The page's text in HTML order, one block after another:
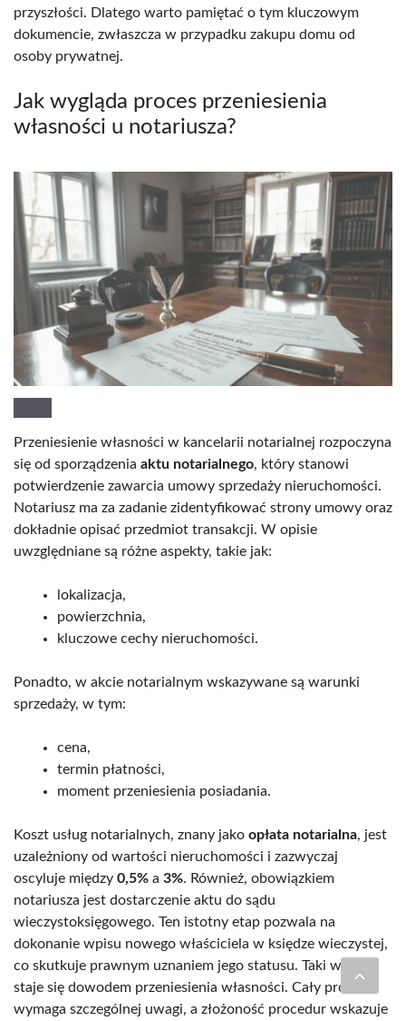
przyszłości. Dlatego warto pamiętać o tym kluczowym
dokumencie, zwłaszcza w przypadku zakupu domu od
osoby prywatnej.
Jak wygląda proces przeniesienia
własności u notariusza?
Przeniesienie własności w kancelarii notarialnej rozpoczyna
się od sporządzenia aktu notarialnego, który stanowi
potwierdzenie zawarcia umowy sprzedaży nieruchomości.
Notariusz ma za zadanie zidentyfikować strony umowy oraz
dokładnie opisać przedmiot transakcji. W opisie
uwzględniane są różne aspekty, takie jak:
lokalizacja,
powierzchnia,
kluczowe cechy nieruchomości.
Ponadto, w akcie notarialnym wskazywane są warunki
sprzedaży, w tym:
cena,
termin płatności,
moment przeniesienia posiadania.
Koszt usług notarialnych, znany jako opłata notarialna, jest
uzależniony od wartości nieruchomości i zazwyczaj
oscyluje między 0,5% a 3%. Również, obowiązkiem
notariusza jest dostarczenie aktu do sądu
wieczystoksięgowego. Ten istotny etap pozwala na
dokonanie wpisu nowego właściciela w księdze wieczystej,
co skutkuje prawnym uznaniem jego statusu. Taki wpis
staje się dowodem przeniesienia własności. Cały proces
wymaga szczególnej uwagi, a złożoność procedur wskazuje